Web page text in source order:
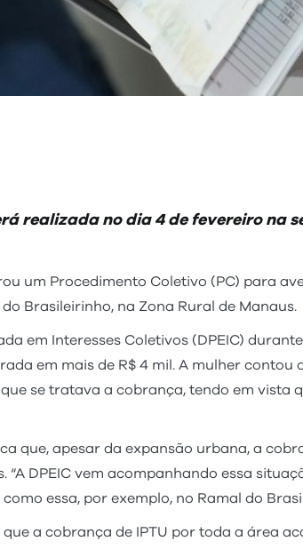
realizada no dia 4 de fevereiro na
um Procedimento Coletivo (PC) para
Brasileirinho, na Zona Rural de Manaus.
em Interesses Coletivos (DPEIC)
em mais de R$ 4 mil. A mulher
se tratava a cobrança, tendo em vista
que, apesar da expansão urbana, a
DPEIC vem acompanhando essa
essa, por exemplo, no Ramal do
a cobrança de IPTU por toda a área